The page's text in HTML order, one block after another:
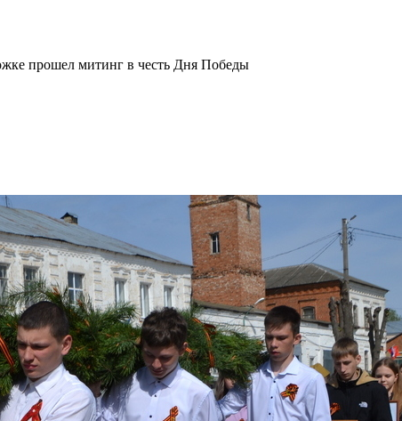
прошел митинг в честь Дня Победы